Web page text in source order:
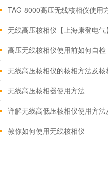
TAG-8000高压无线核相仪使用
高压无线核相仪使用前如何自检
无线高压核相器使用方法
教你如何使用无线核相仪